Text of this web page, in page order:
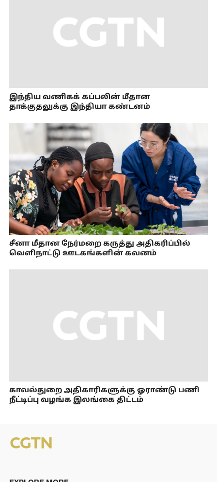
இந்திய வணிகக் கப்பலின் மீதான
தாக்குதலுக்கு இந்தியா கண்டனம்
சீனா மீதான நேர்மறை கருத்து அதிகரிப்பில்
வெளிநாட்டு ஊடகங்களின் கவனம்
காவல்துறை அதிகாரிகளுக்கு ஓராண்டு பணி
நீட்டிப்பு வழங்க இலங்கை திட்டம்